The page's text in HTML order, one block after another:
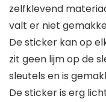
zelfklevend
valt er niet
De sticker kan op
zit geen lijm op de
sleutels en is
De sticker is erg